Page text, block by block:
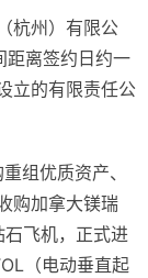
杭州）有限公
离签约日约一
立的有限责任公
组优质资产、
购加拿大镁瑞
飞机，正式进
（电动垂直起